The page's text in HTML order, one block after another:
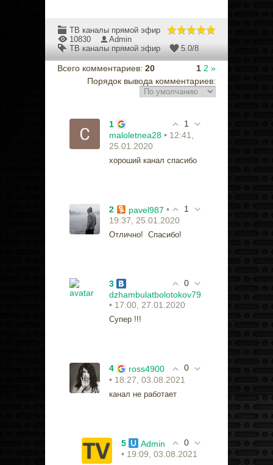
ТВ каналы прямой эфир
10830
Admin
ТВ каналы прямой эфир
5.0/8
Всего комментариев: 20 1 2 »
Порядок вывода комментариев:
1
1
maloletnea28 • 12:41,
25.01.2020
хороший канал спасибо
1
2 pavel987 •
19:37, 25.01.2020
Отлично! Спасибо!
0
3
dzhambulatbolotokov79
• 17:00, 27.01.2020
Супер !!!
0
4
ross4900
• 18:27, 03.08.2021
канал не работает
0
5
Admin
• 19:09, 03.08.2021